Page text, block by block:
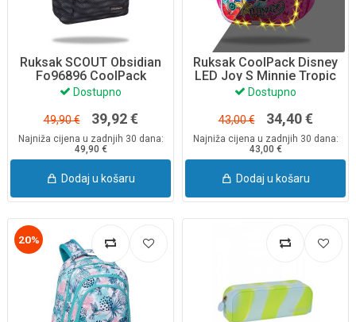
Ruksak SCOUT Obsidian
Fo96896 CoolPack
Dostupno
49,90 € 39,92 €
Najniža cijena u zadnjih 30 dana:
49,90 €
Dodaj u košaru
Ruksak CoolPack Disney
LED Joy S Minnie Tropic
Dostupno
43,00 € 34,40 €
Najniža cijena u zadnjih 30 dana:
43,00 €
Dodaj u košaru
20%